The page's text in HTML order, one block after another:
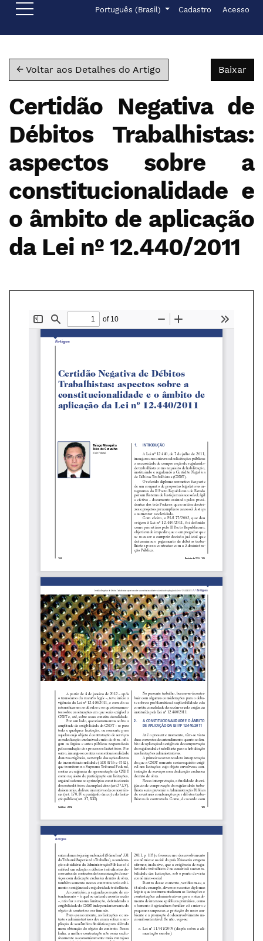
Ir para o menu de navegação principal
Ir para o conteúdo principal
Ir para o rodapé Idioma
Português (Brasil)
Menu de Cadastro Acesso
← Voltar aos Detalhes do Artigo Baixar
Certidão Negativa de
Débitos Trabalhistas:
aspectos sobre a
constitucionalidade e
o âmbito de aplicação
da Lei nº 12.440/2011